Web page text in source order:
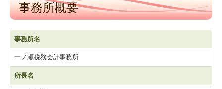
事務所概要
事務所名
一ノ瀬税務会計事務所
所長名